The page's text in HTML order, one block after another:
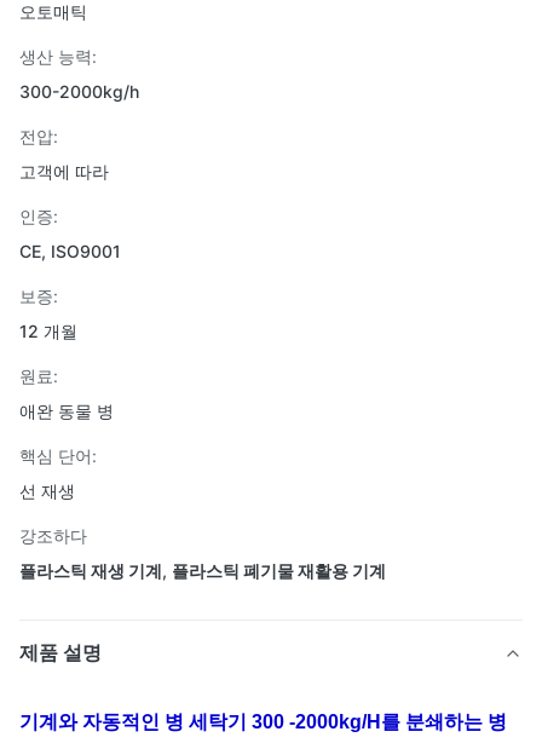
오토매틱
생산 능력:
300-2000kg/h
전압:
고객에 따라
인증:
CE, ISO9001
보증:
12 개월
원료:
애완 동물 병
핵심 단어:
선 재생
강조하다
플라스틱 재생 기계, 플라스틱 폐기물 재활용 기계
제품 설명
기계와 자동적인 병 세탁기 300 -2000kg/H를 분쇄하는 병